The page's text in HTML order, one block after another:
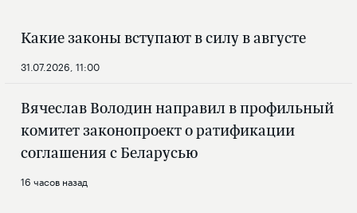
Какие законы вступают в силу в августе
31.07.2026, 11:00
Вячеслав Володин направил в профильный
комитет законопроект о ратификации
соглашения с Беларусью
16 часов назад